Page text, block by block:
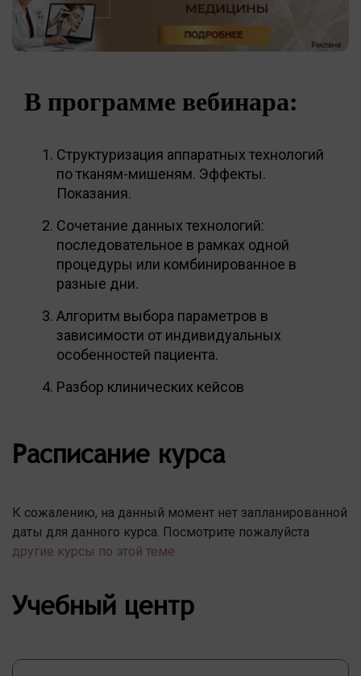
В программе вебинара:
Структуризация аппаратных технологий
по тканям-мишеням. Эффекты.
Показания.
Сочетание данных технологий:
последовательное в рамках одной
процедуры или комбинированное в
разные дни.
Алгоритм выбора параметров в
зависимости от индивидуальных
особенностей пациента.
Разбор клинических кейсов
Расписание курса
К сожалению, на данный момент нет запланированной
даты для данного курса. Посмотрите пожалуйста
другие курсы по этой теме
Учебный центр